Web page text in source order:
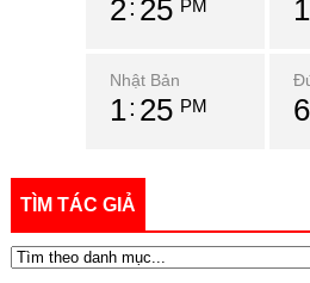
2 25 PM
Nhật Bản
1 25 PM 6
TÌM TÁC GIẢ